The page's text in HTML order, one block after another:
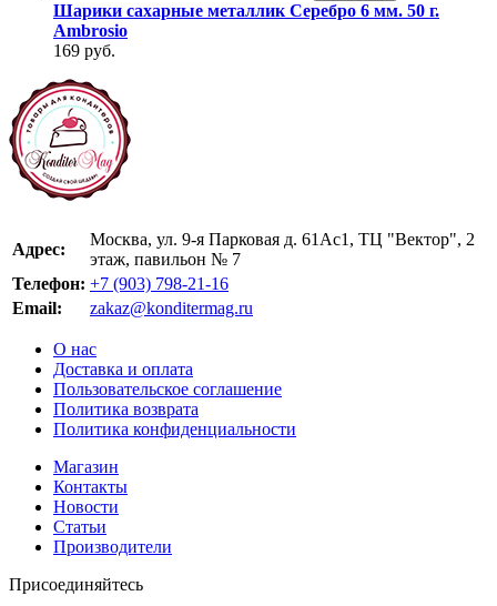
Шарики сахарные металлик Серебро 6 мм. 50 г.
Ambrosio
169 руб.
Адрес:
Москва, ул. 9-я Парковая д. 61Ас1, ТЦ "Вектор", 2
этаж, павильон № 7
Телефон: +7 (903) 798-21-16
Email:
zakaz@konditermag.ru
О нас
Доставка и оплата
Пользовательское соглашение
Политика возврата
Политика конфиденциальности
Магазин
Контакты
Новости
Статьи
Производители
Присоединяйтесь